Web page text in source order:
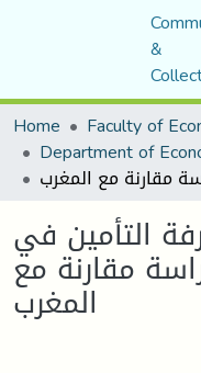
&
Home
Department of
التأمين في
2007-2017 دراسة مقارنة مع
المغرب